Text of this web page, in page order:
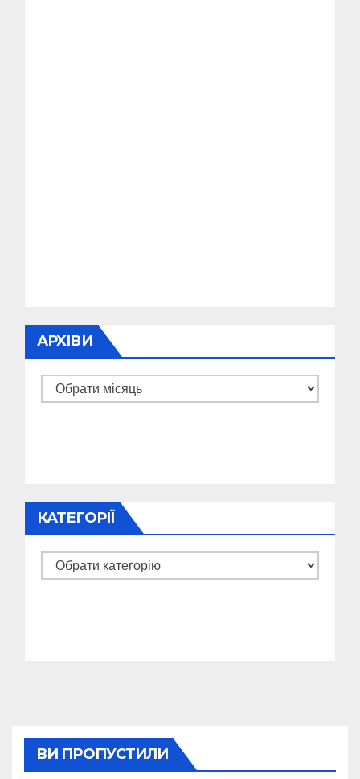
АРХІВИ
Архіви
КАТЕГОРІЇ
Категорії
ВИ ПРОПУСТИЛИ